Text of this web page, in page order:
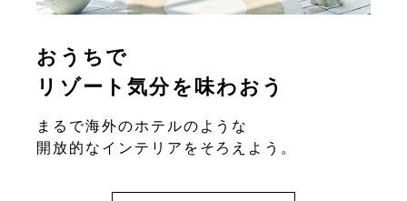
おうちで
リゾート気分を味わおう
まるで海外のホテルのような
開放的なインテリアをそろえよう。